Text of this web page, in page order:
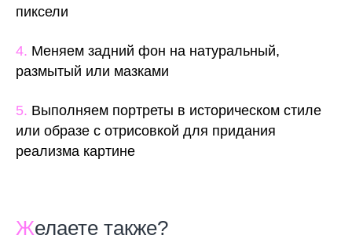
пиксели
4. Меняем задний фон на натуральный,
размытый или мазками
5. Выполняем портреты в историческом стиле
или образе с отрисовкой для придания
реализма картине
Желаете также?